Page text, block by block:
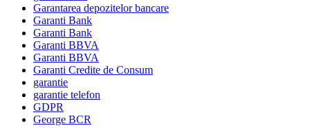
Garantarea depozitelor bancare
Garanti Bank
Garanti Bank
Garanti BBVA
Garanti BBVA
Garanti Credite de Consum
garantie
garantie telefon
GDPR
George BCR